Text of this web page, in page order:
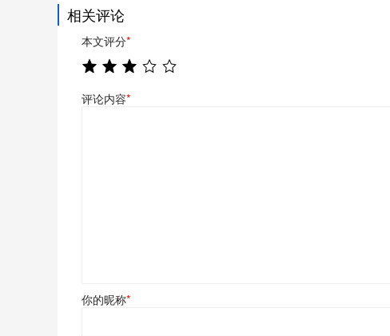
相关评论
本文评分*
评论内容*
你的昵称*